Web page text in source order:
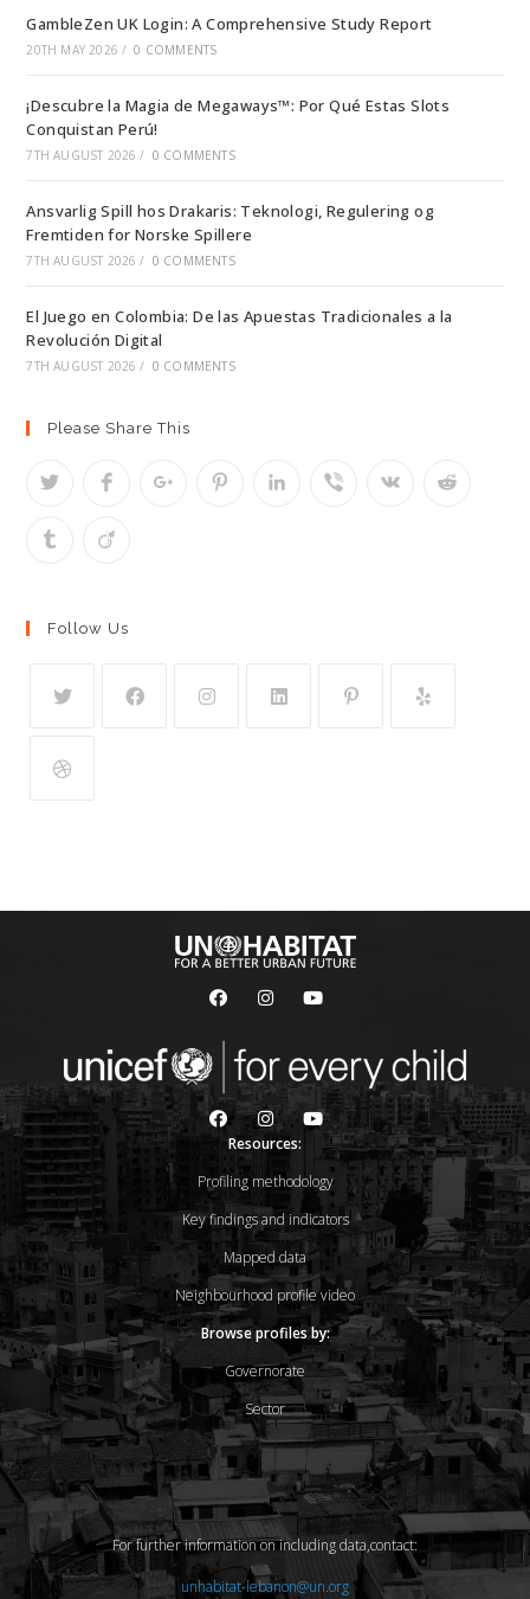
GambleZen UK Login: A Comprehensive Study Report
20TH MAY 2026 / 0 COMMENTS
¡Descubre la Magia de Megaways™: Por Qué Estas Slots
Conquistan Perú!
7TH AUGUST 2026 / 0 COMMENTS
Ansvarlig Spill hos Drakaris: Teknologi, Regulering og
Fremtiden for Norske Spillere
7TH AUGUST 2026 / 0 COMMENTS
El Juego en Colombia: De las Apuestas Tradicionales a la
Revolución Digital
7TH AUGUST 2026 / 0 COMMENTS
Please Share This
Follow Us
Resources:
Profiling methodology
Key findings and indicators
Mapped data
Neighbourhood profile video
Browse profiles by:
Governorate
Sector
For further information on including data,contact:
unhabitat-lebanon@un.org